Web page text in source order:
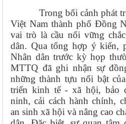
Trong bối cảnh phát
Việt Nam thành phố Đồng
vai trò là cầu nối vững
dân. Qua tổng hợp ý kiến,
Nhân dân trước kỳ họp
MTTQ đã ghi nhận sự
những thành tựu nổi bật
triển kinh tế - xã hội, bảo
ninh, cải cách hành chính,
an sinh xã hội và nâng cao